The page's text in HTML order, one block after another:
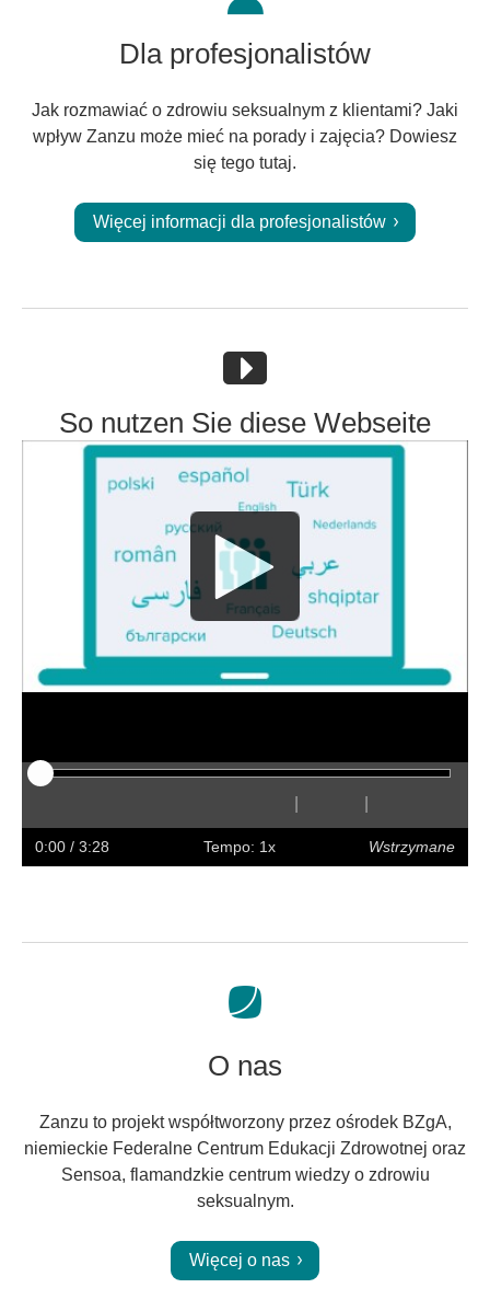
Dla profesjonalistów
Jak rozmawiać o zdrowiu seksualnym z klientami? Jaki
wpływ Zanzu może mieć na porady i zajęcia? Dowiesz
się tego tutaj.
Więcej informacji dla profesjonalistów
So nutzen Sie diese Webseite
w
tył przód
Ukryj
napisy
SzybciejWolniej
na
pełny
0:00 / 3:28 Tempo: 1x Wstrzymane
O nas
Zanzu to projekt współtworzony przez ośrodek BZgA,
niemieckie Federalne Centrum Edukacji Zdrowotnej oraz
Sensoa, flamandzkie centrum wiedzy o zdrowiu
seksualnym.
Więcej o nas